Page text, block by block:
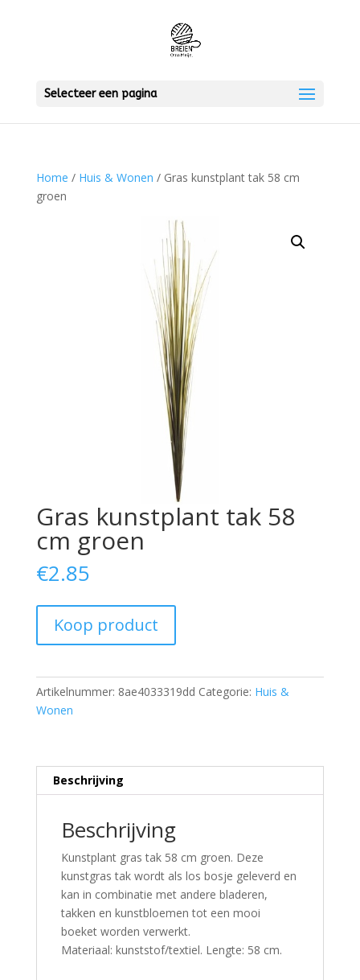
Selecteer een pagina
Home / Huis & Wonen / Gras kunstplant tak 58 cm
groen
Gras kunstplant tak 58
cm groen
€2.85
Koop product
Artikelnummer: 8ae4033319dd Categorie: Huis &
Wonen
Beschrijving
Beschrijving
Kunstplant gras tak 58 cm groen. Deze
kunstgras tak wordt als los bosje geleverd en
kan in combinatie met andere bladeren,
takken en kunstbloemen tot een mooi
boeket worden verwerkt.
Materiaal: kunststof/textiel. Lengte: 58 cm.